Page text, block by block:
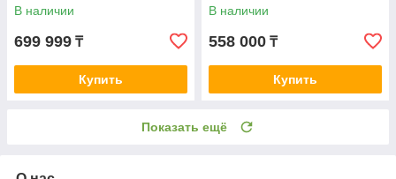
В наличии
699 999 ₸
Купить
DDR5 / SSD 1024 ГБ /
Windows 11 Pro
В наличии
558 000 ₸
Купить
Показать ещё